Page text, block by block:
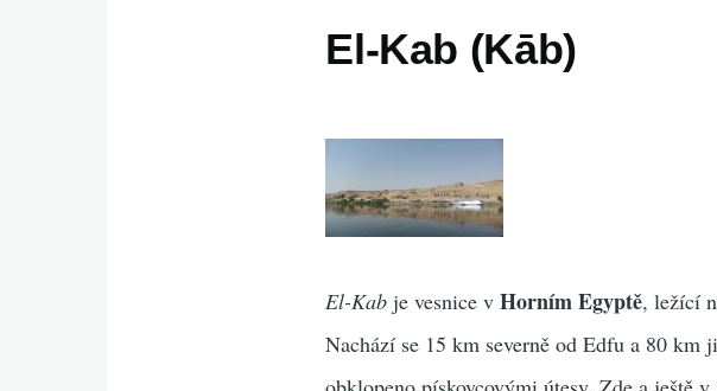
El-Kab (Kāb)
El-Kab je vesnice vHorním Egyptě, ležící
Nachází se 15 km severně od Edfu a 80 km